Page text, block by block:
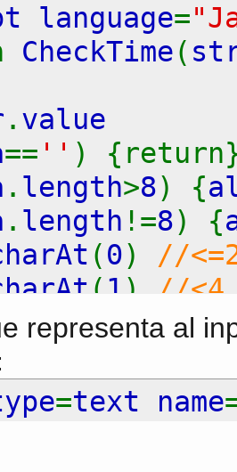
language=
CheckTime(
. value
== '' )
. length>8) {
. length !=8) {
(0) //
( 1 )
//<4
(2)//:
(5)//:
charAt
representa al
=text name